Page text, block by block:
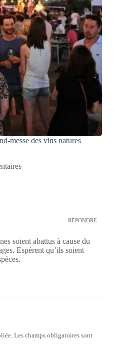
messe des vins natures
RÉPONDRE
soient abattus à cause du
Espèrent qu’ils soient
Les champs obligatoires sont